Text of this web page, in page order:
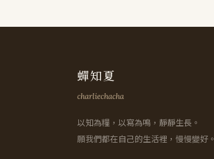
蟬知夏
charliechacha
以知為糧，以寫為鳴，靜靜生長。
願我們都在自己的生活裡，慢慢變好。